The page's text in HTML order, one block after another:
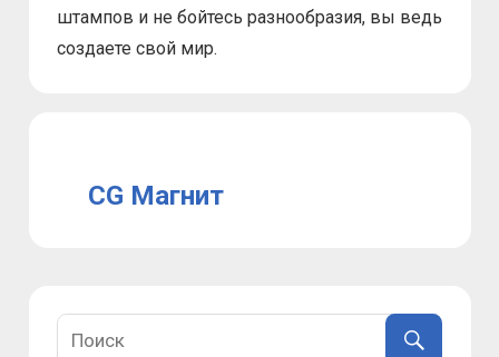
штампов и не бойтесь разнообразия, вы ведь
создаете свой мир.
CG Магнит